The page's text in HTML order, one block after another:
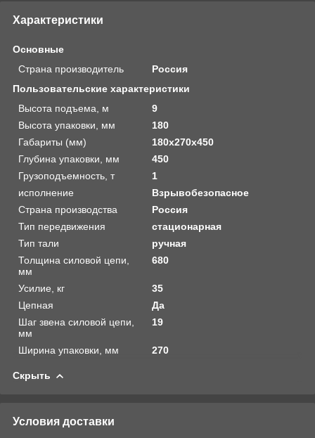
Характеристики
Основные
Страна производитель
Россия
Пользовательские характеристики
Высота подъема, м
9
Высота упаковки, мм
180
Габариты (мм)
180х270х450
Глубина упаковки, мм
450
Грузоподъемность, т
1
исполнение
Взрывобезопасное
Страна производства
Россия
Тип передвижения
стационарная
Тип тали
ручная
Толщина силовой цепи,
мм
680
Усилие, кг
35
Цепная
Да
Шаг звена силовой цепи,
мм
19
Ширина упаковки, мм 270
Скрыть
Условия доставки